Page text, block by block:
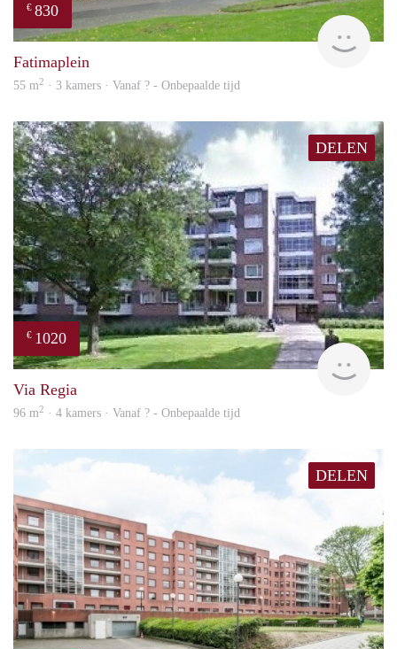
€ 830
rent
Fatimaplein
55 m2 · 3 kamers · Vanaf ? - Onbepaalde tijd
DELEN
€ 1020
Via Regia
96 m2 · 4 kamers · Vanaf ? - Onbepaalde tijd
DELEN